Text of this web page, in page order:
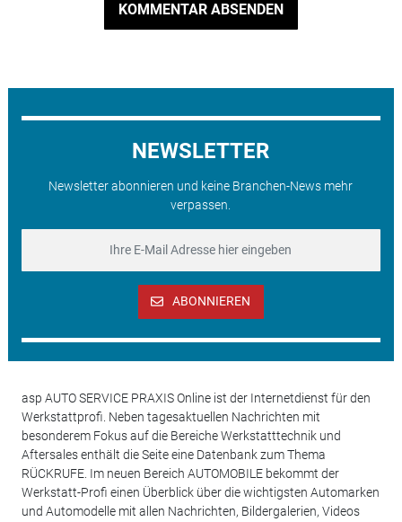
KOMMENTAR ABSENDEN
NEWSLETTER
Newsletter abonnieren und keine Branchen-News mehr
verpassen.
ABONNIEREN
asp AUTO SERVICE PRAXIS Online ist der Internetdienst für den
Werkstattprofi. Neben tagesaktuellen Nachrichten mit
besonderem Fokus auf die Bereiche Werkstatttechnik und
Aftersales enthält die Seite eine Datenbank zum Thema
RÜCKRUFE. Im neuen Bereich AUTOMOBILE bekommt der
Werkstatt-Profi einen Überblick über die wichtigsten Automarken
und Automodelle mit allen Nachrichten, Bildergalerien, Videos